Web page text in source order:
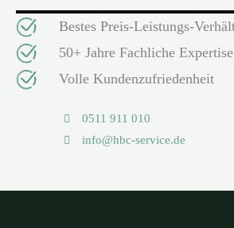
Bestes Preis-Leistungs-
50+ Jahre Fachliche Expertise
Volle Kundenzufriedenheit
0511 911 010
info@hbc-service.de